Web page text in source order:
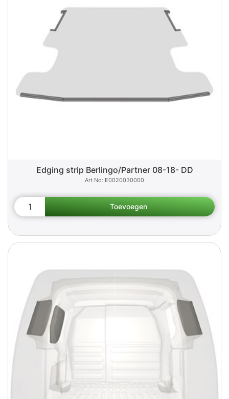
Edging strip Berlingo/Partner 08-18- DD
E0020030000